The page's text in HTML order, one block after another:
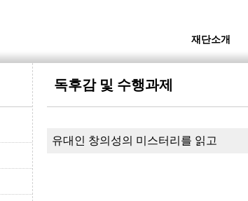
독후감 및 수행과제
유대인 창의성의 미스터리를 읽고
재단소개